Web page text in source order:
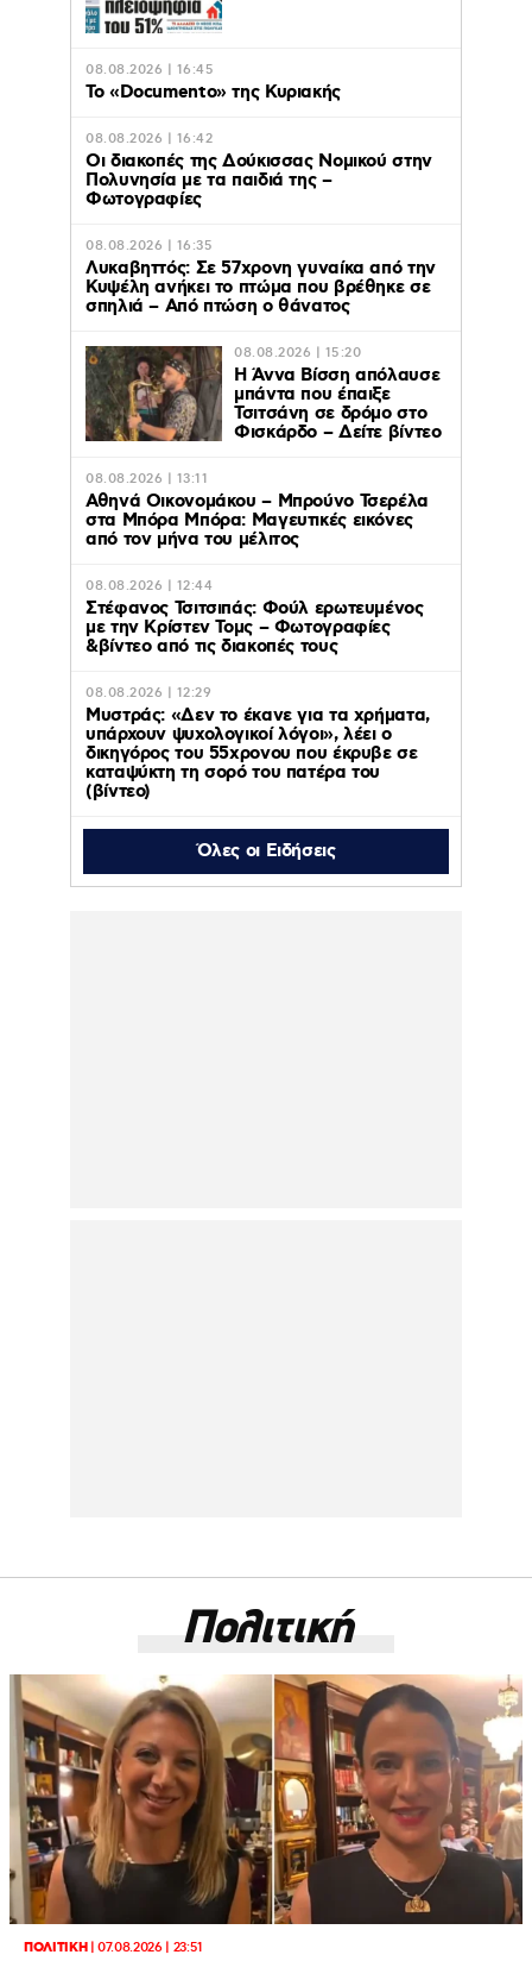
08.08.2026 | 16:45
Το «Documento» της Κυριακής
08.08.2026 | 16:42
Οι διακοπές της Δούκισσας Νομικού στην
Πολυνησία με τα παιδιά της –
Φωτογραφίες
08.08.2026 | 16:35
Λυκαβηττός: Σε 57χρονη γυναίκα από την
Κυψέλη ανήκει το πτώμα που βρέθηκε σε
σπηλιά – Από πτώση ο θάνατος
08.08.2026 | 15:20
Η Άννα Βίσση απόλαυσε
μπάντα που έπαιξε
Τσιτσάνη σε δρόμο στο
Φισκάρδο – Δείτε βίντεο
08.08.2026 | 13:11
Αθηνά Οικονομάκου – Μπρούνο Τσερέλα
στα Μπόρα Μπόρα: Mαγευτικές εικόνες
από τον μήνα του μέλιτος
08.08.2026 | 12:44
Στέφανος Τσιτσιπάς: Φούλ ερωτευμένος
με την Κρίστεν Τομς – Φωτογραφίες
&βίντεο από τις διακοπές τους
08.08.2026 | 12:29
Μυστράς: «Δεν το έκανε για τα χρήματα,
υπάρχουν ψυχολογικοί λόγοι», λέει ο
δικηγόρος του 55χρονου που έκρυβε σε
καταψύκτη τη σορό του πατέρα του
(βίντεο)
Όλες οι Ειδήσεις
Πολιτική
ΠΟΛΙΤΙΚΗ|07.08.2026 | 23:51